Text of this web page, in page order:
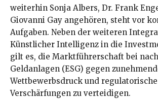
weiterhin Sonja Albers, Dr. Frank
Giovanni Gay angehören, steht vor
Aufgaben. Neben der weiteren
Künstlicher Intelligenz in die
gilt es, die Marktführerschaft bei
Geldanlagen (ESG) gegen
Wettbewerbsdruck und regulatorische
Verschärfungen zu verteidigen.